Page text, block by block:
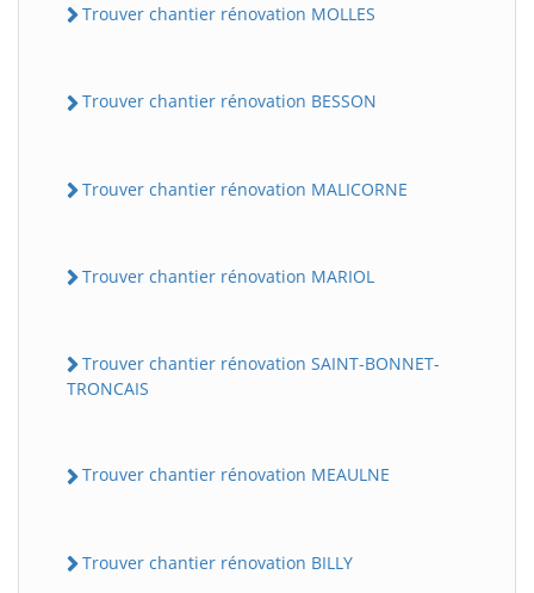
Trouver chantier rénovation MOLLES
Trouver chantier rénovation BESSON
Trouver chantier rénovation MALICORNE
Trouver chantier rénovation MARIOL
Trouver chantier rénovation SAINT-BONNET-
TRONCAIS
Trouver chantier rénovation MEAULNE
Trouver chantier rénovation BILLY